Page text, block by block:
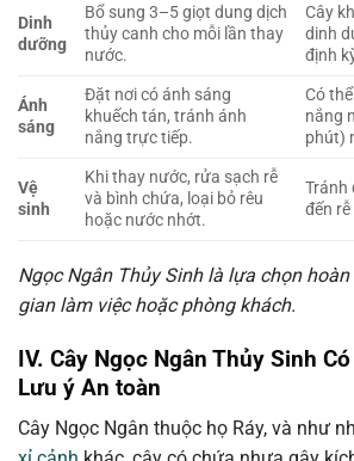
Dinh
dưỡng
Bổ sung 3–5 giọt dung dịch
thủy canh cho mỗi lần thay
nước.
Cây
dinh
định
Ánh
sáng
Đặt nơi có ánh sáng
khuếch tán, tránh ánh
nắng trực tiếp.
Có
nắng
phút)
Vệ
sinh
Khi thay nước, rửa sạch rễ
và bình chứa, loại bỏ rêu
hoặc nước nhớt.
Tránh
đến
Ngọc Ngân Thủy Sinh là lựa chọn
gian làm việc hoặc phòng khách.
IV. Cây Ngọc Ngân Thủy Sinh
Lưu ý An toàn
Cây Ngọc Ngân thuộc họ Ráy, và như